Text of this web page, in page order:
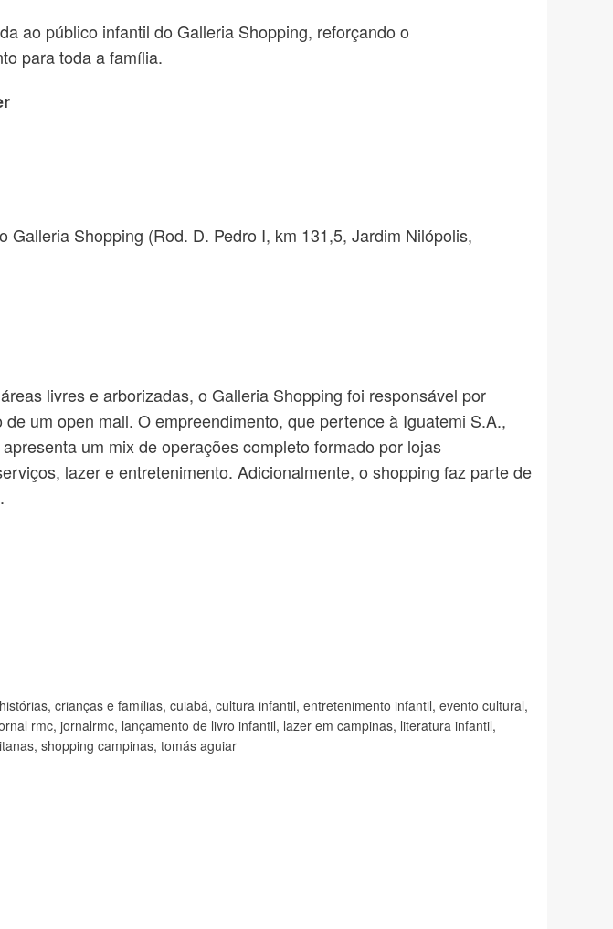
ao público infantil do Galleria Shopping, reforçando o
para toda a família.
Shopping (Rod. D. Pedro I, km 131,5, Jardim Nilópolis,
livres e arborizadas, o Galleria Shopping foi responsável por
um open mall. O empreendimento, que pertence à Iguatemi S.A.,
um mix de operações completo formado por lojas
lazer e entretenimento. Adicionalmente, o shopping faz parte de
, crianças e famílias, cuiabá, cultura infantil, entretenimento infantil, evento cultural,
rmc, jornalrmc, lançamento de livro infantil, lazer em campinas, literatura infantil,
, shopping campinas, tomás aguiar